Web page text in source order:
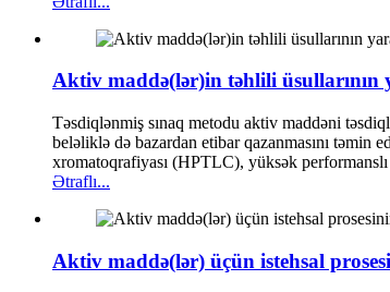
Aktiv maddə(lər)in təhlili üsullarının
Təsdiqlənmiş sınaq metodu aktiv maddəni
beləliklə də bazardan etibar qazanmasını təmin
xromatoqrafiyası (HPTLC), yüksək
Ətraflı...
Aktiv maddə(lər) üçün istehsal